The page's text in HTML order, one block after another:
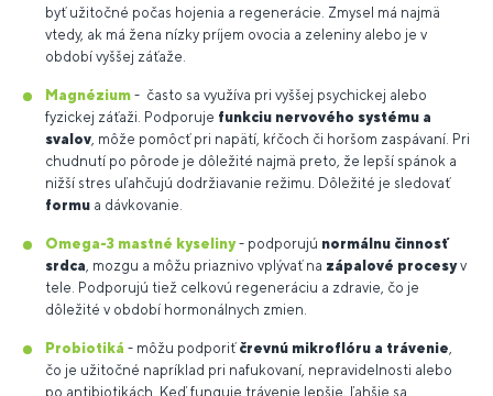
byť užitočné počas hojenia a regenerácie. Zmysel má najmä
vtedy, ak má žena nízky príjem ovocia a zeleniny alebo je v
období vyššej záťaže.
Magnézium - často sa využíva pri vyššej psychickej alebo
fyzickej záťaži. Podporuje funkciu nervového systému a
svalov , môže pomôcť pri napätí, kŕčoch či horšom zaspávaní. Pri
chudnutí po pôrode je dôležité najmä preto, že lepší spánok a
nižší stres uľahčujú dodržiavanie režimu. Dôležité je sledovať
formu a dávkovanie.
Omega-3 mastné kyseliny- podporujú normálnu činnosť
srdca , mozgu a môžu priaznivo vplývať na zápalové procesyv
tele. Podporujú tiež celkovú regeneráciu a zdravie, čo je
dôležité v období hormonálnych zmien.
Probiotiká - môžu podporiť črevnú mikroflóru a trávenie
čo je užitočné napríklad pri nafukovaní, nepravidelnosti alebo
po antibiotikách. Keď funguje trávenie lepšie, ľahšie sa